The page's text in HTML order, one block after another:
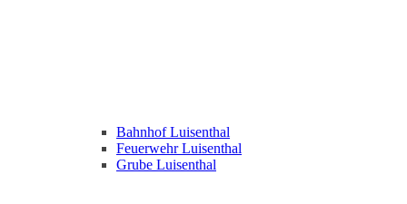
Bahnhof Luisenthal
Feuerwehr Luisenthal
Grube Luisenthal